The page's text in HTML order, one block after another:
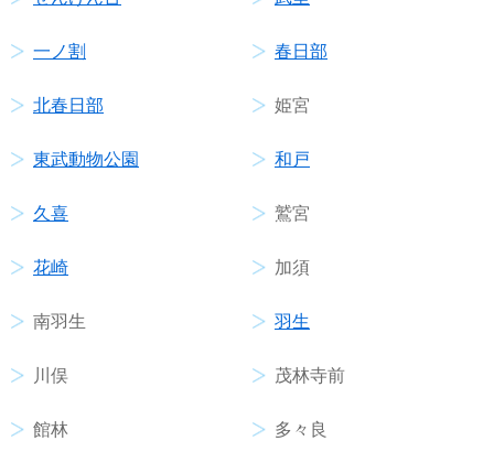
一ノ割 春日部
北春日部 姫宮
東武動物公園 和戸
久喜 鷲宮
花崎 加須
南羽生 羽生
川俣 茂林寺前
館林 多々良